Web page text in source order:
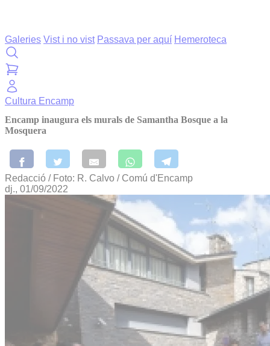
Galeries Vist i no vist Passava per aquí Hemeroteca
Cultura Encamp
Encamp inaugura els murals de Samantha Bosque a la
Mosquera
Redacció / Foto: R. Calvo / Comú d'Encamp
dj., 01/09/2022